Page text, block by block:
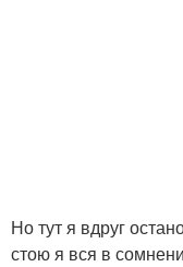
Но тут я вдруг
стою я вся в